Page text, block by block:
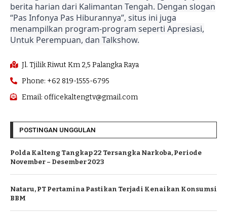
berita harian dari Kalimantan Tengah. Dengan slogan
“Pas Infonya Pas Hiburannya”, situs ini juga
menampilkan program-program seperti Apresiasi,
Untuk Perempuan, dan Talkshow.
Jl. Tjilik Riwut Km 2,5 Palangka Raya
Phone: +62 819-1555-6795
Email: officekaltengtv@gmail.com
POSTINGAN UNGGULAN
Polda Kalteng Tangkap 22 Tersangka Narkoba, Periode
November – Desember 2023
Nataru, PT Pertamina Pastikan Terjadi Kenaikan Konsumsi
BBM